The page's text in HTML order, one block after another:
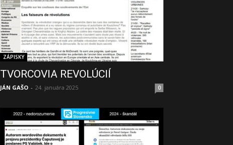
ZÁPISKY
TVORCOVIA REVOLÚCIÍ
JÁN GAŠO - 24. januára 2025 0